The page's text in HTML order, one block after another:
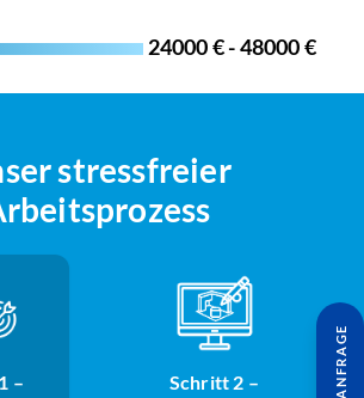
24000 € - 48000 €
stressfreier
– Schritt 2 –